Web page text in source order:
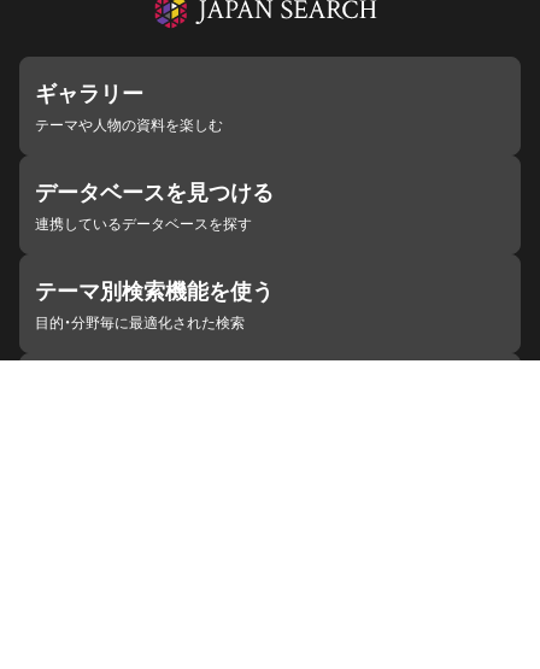
ギャラリー
テーマや人物の資料を楽しむ
データベースを見つける
連携しているデータベースを探す
テーマ別検索機能を使う
目的・分野毎に最適化された検索